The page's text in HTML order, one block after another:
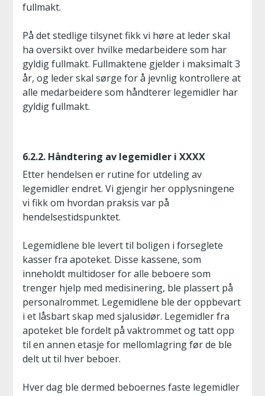
fullmakt.
På det stedlige tilsynet fikk vi høre at leder skal
ha oversikt over hvilke medarbeidere som har
gyldig fullmakt. Fullmaktene gjelder i maksimalt 3
år, og leder skal sørge for å jevnlig kontrollere at
alle medarbeidere som håndterer legemidler har
gyldig fullmakt.
6.2.2. Håndtering av legemidler i XXXX
Etter hendelsen er rutine for utdeling av
legemidler endret. Vi gjengir her opplysningene
vi fikk om hvordan praksis var på
hendelsestidspunktet.
Legemidlene ble levert til boligen i forseglete
kasser fra apoteket. Disse kassene, som
inneholdt multidoser for alle beboere som
trenger hjelp med medisinering, ble plassert på
personalrommet. Legemidlene ble der oppbevart
i et låsbart skap med sjalusidør. Legemidler fra
apoteket ble fordelt på vaktrommet og tatt opp
til en annen etasje for mellomlagring før de ble
delt ut til hver beboer.
Hver dag ble dermed beboernes faste legemidler